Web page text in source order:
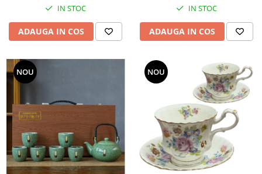
IN STOC
ADAUGA IN COS
IN STOC
ADAUGA IN COS
NOU NOU